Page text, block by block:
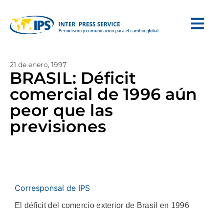
21 de enero, 1997
BRASIL: Déficit
comercial de 1996 aún
peor que las
previsiones
Corresponsal de IPS
El déficit del comercio exterior de Brasil en 1996